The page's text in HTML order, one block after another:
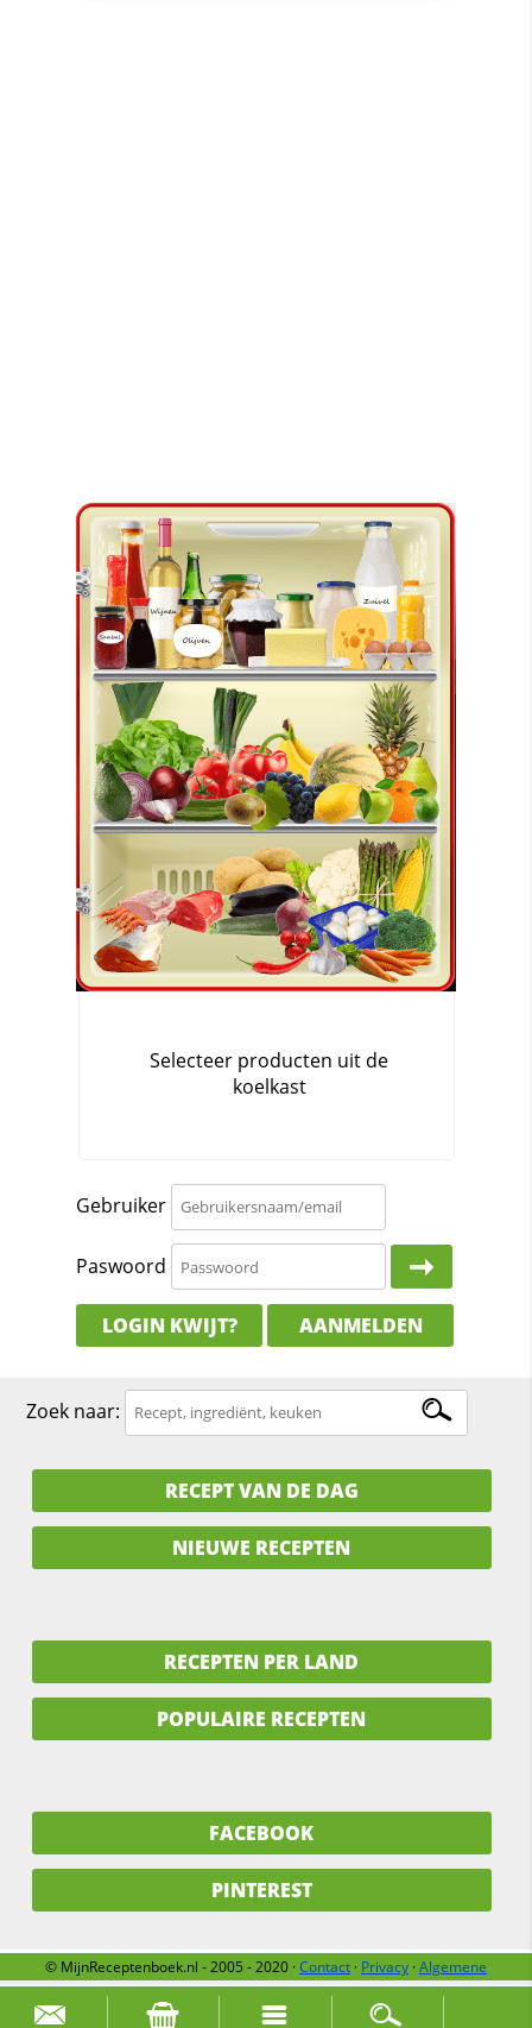
Zoek naar:
Gebruiker
Paswoord
LOGIN KWIJT? AANMELDEN
Zoek naar:
RECEPT VAN DE DAG
NIEUWE RECEPTEN
RECEPTEN PER LAND
POPULAIRE RECEPTEN
FACEBOOK
PINTEREST
© MijnReceptenboek.nl - 2005 - 2020 ·Contact · Privacy ·Algemene
voorwaarden
Over ons